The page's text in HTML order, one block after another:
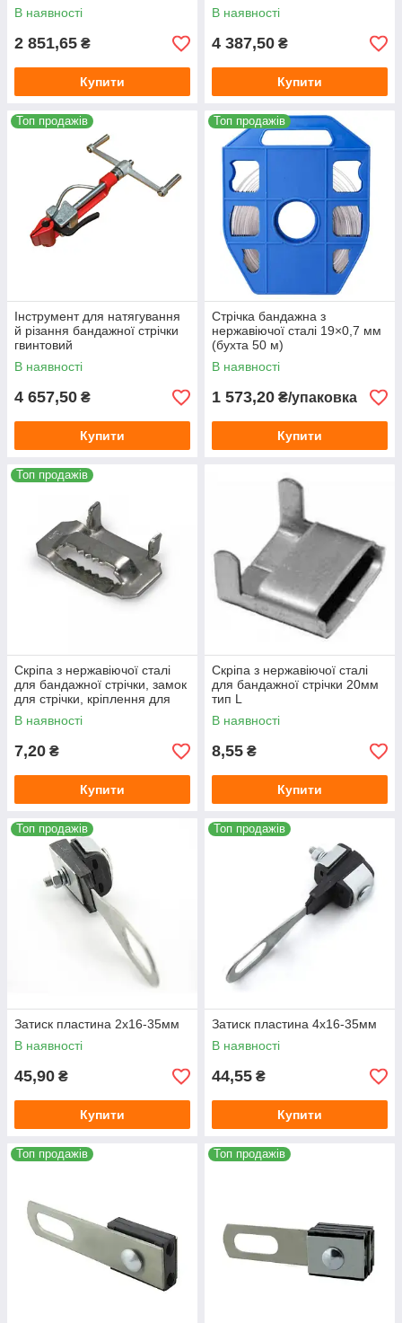
В наявності
2 851,65 ₴
Купити
В наявності
4 387,50 ₴
Купити
Топ продажів
Інструмент для натягування
й різання бандажної стрічки
гвинтовий
В наявності
4 657,50 ₴
Купити
Топ продажів
Стрічка бандажна з
нержавіючої сталі 19×0,7 мм
(бухта 50 м)
В наявності
1 573,20 ₴/упаковка
Купити
Топ продажів
Скріпа з нержавіючої сталі
для бандажної стрічки, замок
для стрічки, кріплення для
СІП
В наявності
7,20 ₴
Купити
Скріпа з нержавіючої сталі
для бандажної стрічки 20мм
тип L
В наявності
8,55 ₴
Купити
Топ продажів
Затиск пластина 2х16-35мм
В наявності
45,90 ₴
Купити
Топ продажів
Затиск пластина 4х16-35мм
В наявності
44,55 ₴
Купити
Топ продажів Топ продажів